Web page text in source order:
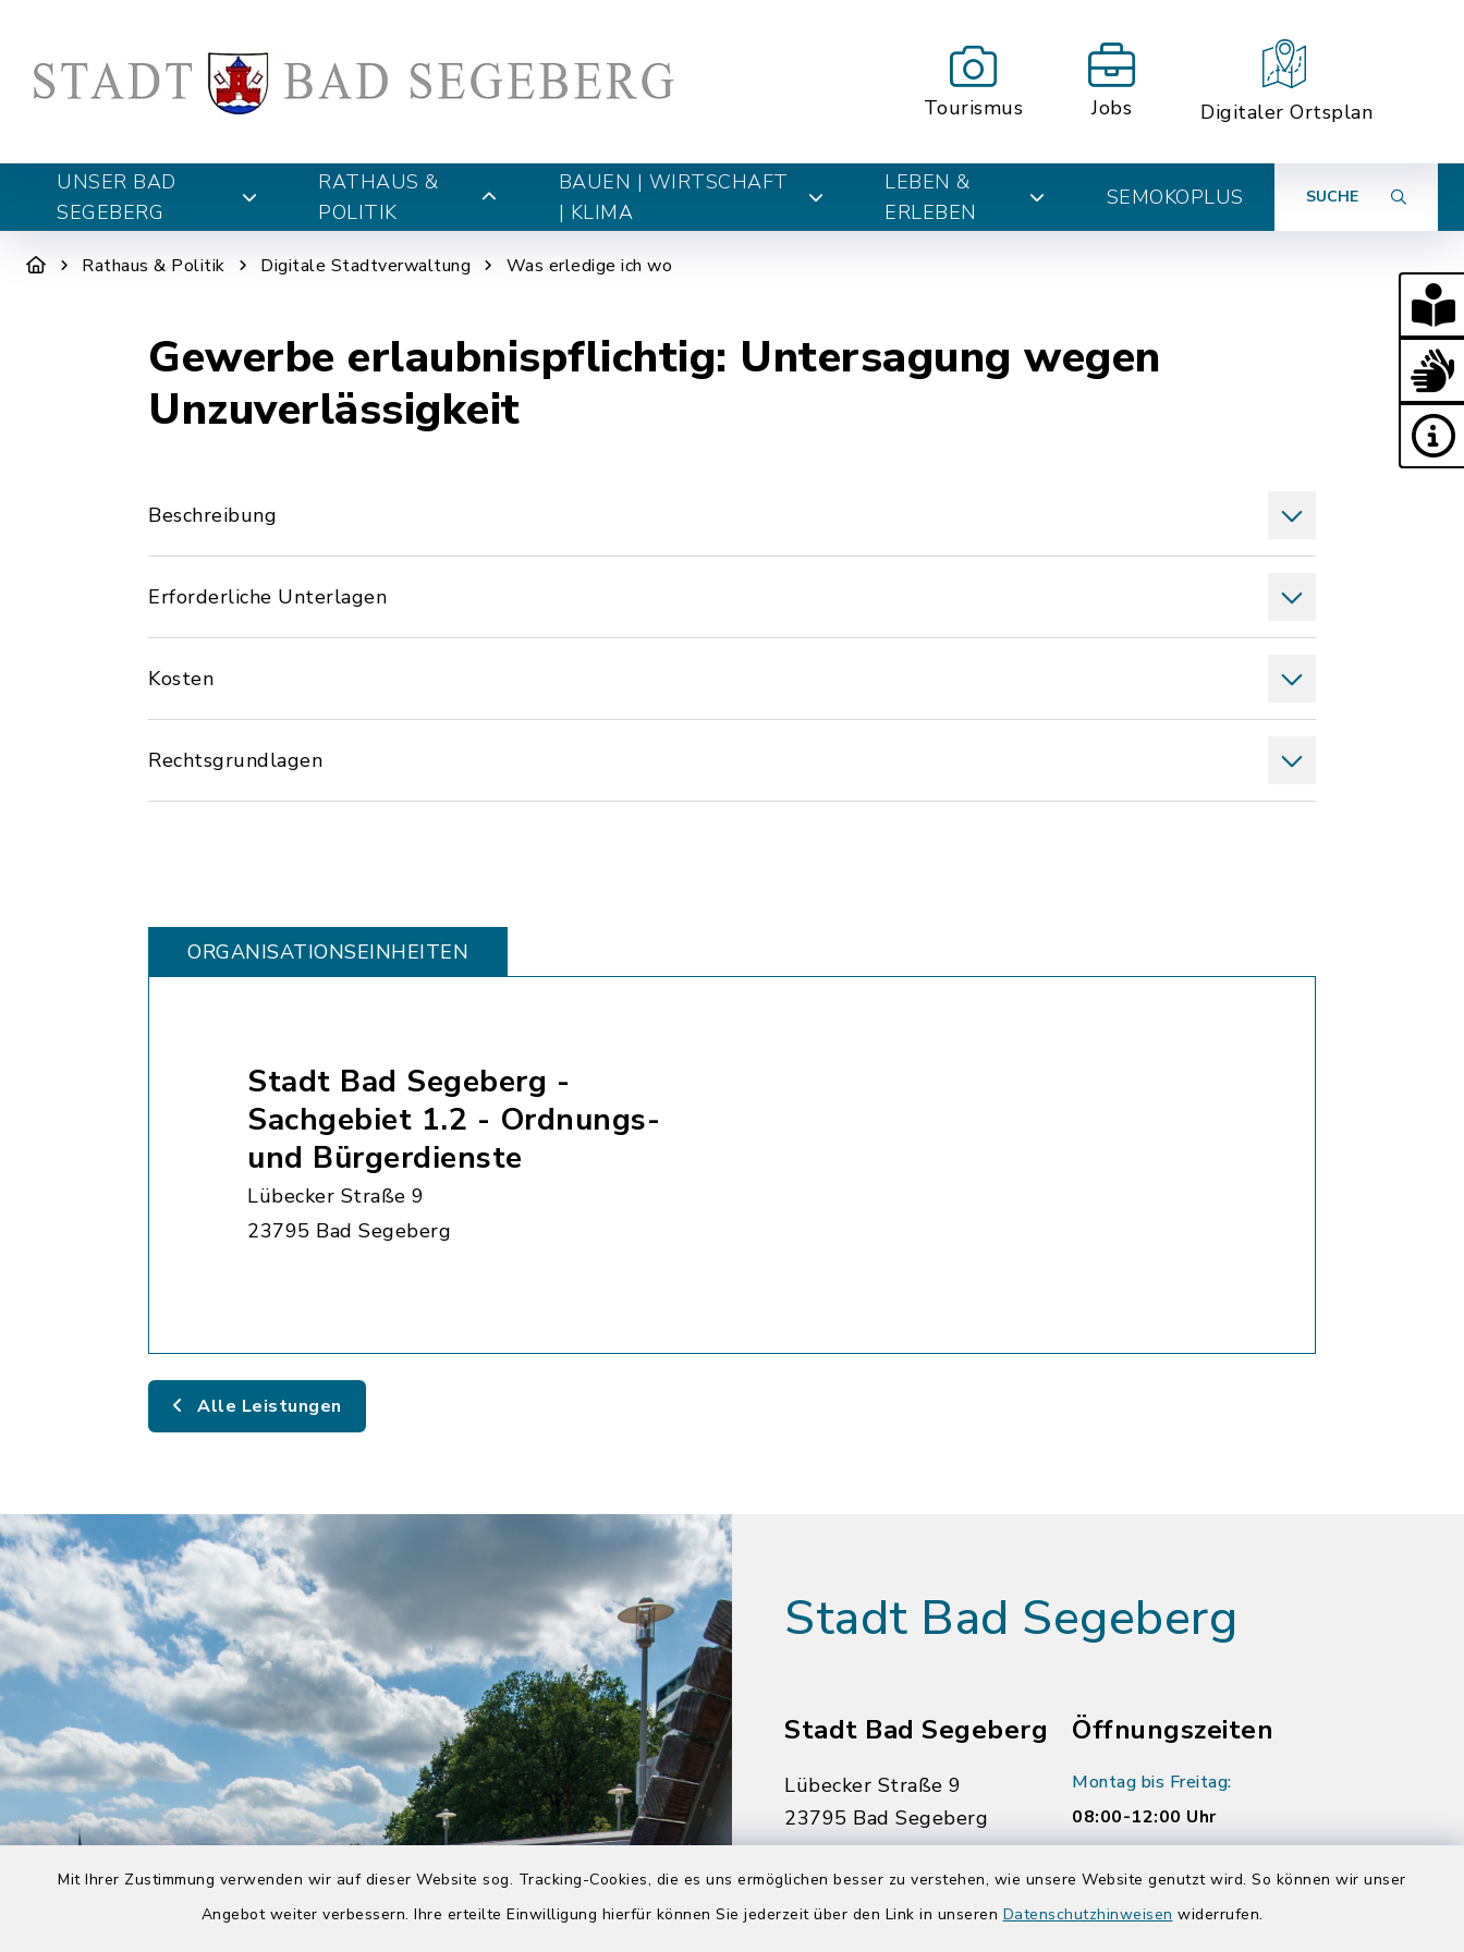
Mit Ihrer Zustimmung verwenden wir auf dieser Website sog. Tracking-Cookies, die es uns ermöglichen besser zu verstehen, wie unsere Website genutzt wird. So können wir unser
Angebot weiter verbessern. Ihre erteilte Einwilligung hierfür können Sie jederzeit über den Link in unseren Datenschutzhinweisen widerrufen.
Tourismus Jobs Digitaler Ortsplan
UNSER BAD
SEGEBERG
RATHAUS &
POLITIK
BAUEN | WIRTSCHAFT
| KLIMA
LEBEN &
ERLEBEN
SEMOKOPLUS SUCHE
Rathaus & Politik Digitale Stadtverwaltung Was erledige ich wo
Gewerbe erlaubnispflichtig: Untersagung wegen
Unzuverlässigkeit
Beschreibung
Erforderliche Unterlagen
Kosten
Rechtsgrundlagen
ORGANISATIONS­EINHEITEN
Stadt Bad Segeberg -
Sachgebiet 1.2 - Ordnungs-
und Bürgerdienste
Lübecker Straße 9
23795 Bad Segeberg
Alle Leistungen
Stadt Bad Segeberg
Stadt Bad Segeberg
Lübecker Straße 9
23795 Bad Segeberg
Öffnungszeiten
Montag bis Freitag:
08:00-12:00 Uhr
Donnerstag zusätzlich:
14:00-17:00 Uhr